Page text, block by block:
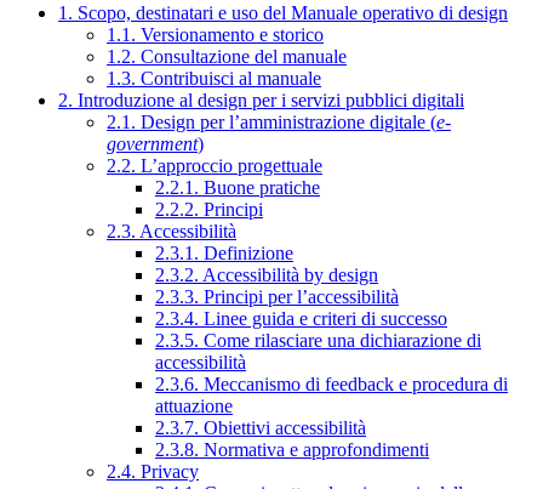
1. Scopo, destinatari e uso del Manuale operativo di design
1.1. Versionamento e storico
1.2. Consultazione del manuale
1.3. Contribuisci al manuale
2. Introduzione al design per i servizi pubblici digitali
2.1. Design per l’amministrazione digitale (e-
government)
2.2. L’approccio progettuale
2.2.1. Buone pratiche
2.2.2. Principi
2.3. Accessibilità
2.3.1. Definizione
2.3.2. Accessibilità by design
2.3.3. Principi per l’accessibilità
2.3.4. Linee guida e criteri di successo
2.3.5. Come rilasciare una dichiarazione di
accessibilità
2.3.6. Meccanismo di feedback e procedura di
attuazione
2.3.7. Obiettivi accessibilità
2.3.8. Normativa e approfondimenti
2.4. Privacy